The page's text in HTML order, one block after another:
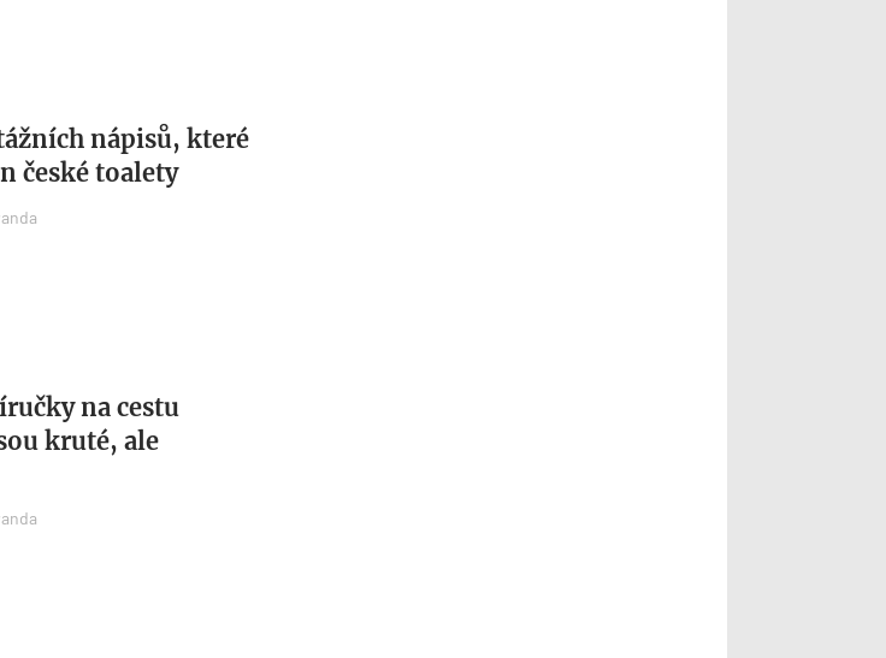
nápisů, které
české toalety
na cestu
kruté, ale